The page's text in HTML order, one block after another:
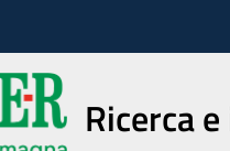
Ricerca